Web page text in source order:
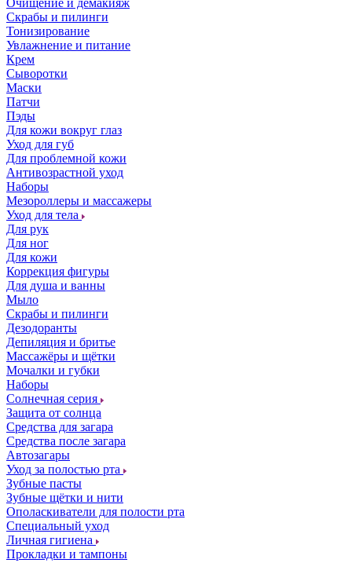
Очищение и демакияж
Скрабы и пилинги
Тонизирование
Увлажнение и питание
Крем
Сыворотки
Маски
Патчи
Пэды
Для кожи вокруг глаз
Уход для губ
Для проблемной кожи
Антивозрастной уход
Наборы
Мезороллеры и массажеры
Уход для тела
Для рук
Для ног
Для кожи
Коррекция фигуры
Для душа и ванны
Мыло
Скрабы и пилинги
Дезодоранты
Депиляция и бритье
Массажёры и щётки
Мочалки и губки
Наборы
Солнечная серия
Защита от солнца
Средства для загара
Средства после загара
Автозагары
Уход за полостью рта
Зубные пасты
Зубные щётки и нити
Ополаскиватели для полости рта
Специальный уход
Личная гигиена
Прокладки и тампоны